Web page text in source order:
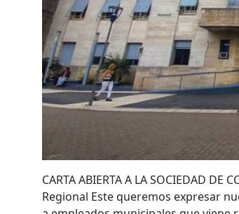
CARTA ABIERTA A LA SOCIEDAD
Regional Este queremos expresar